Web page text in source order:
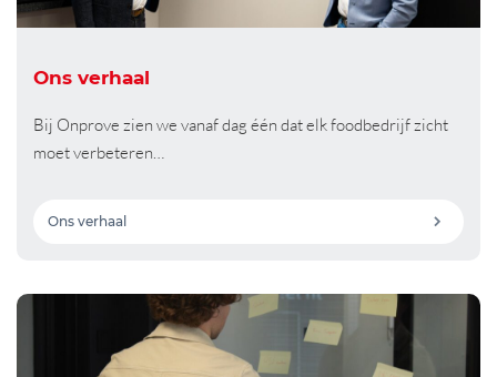
Ons verhaal
Bij Onprove zien we vanaf dag één dat elk foodbedrijf zicht
moet verbeteren…
Ons verhaal